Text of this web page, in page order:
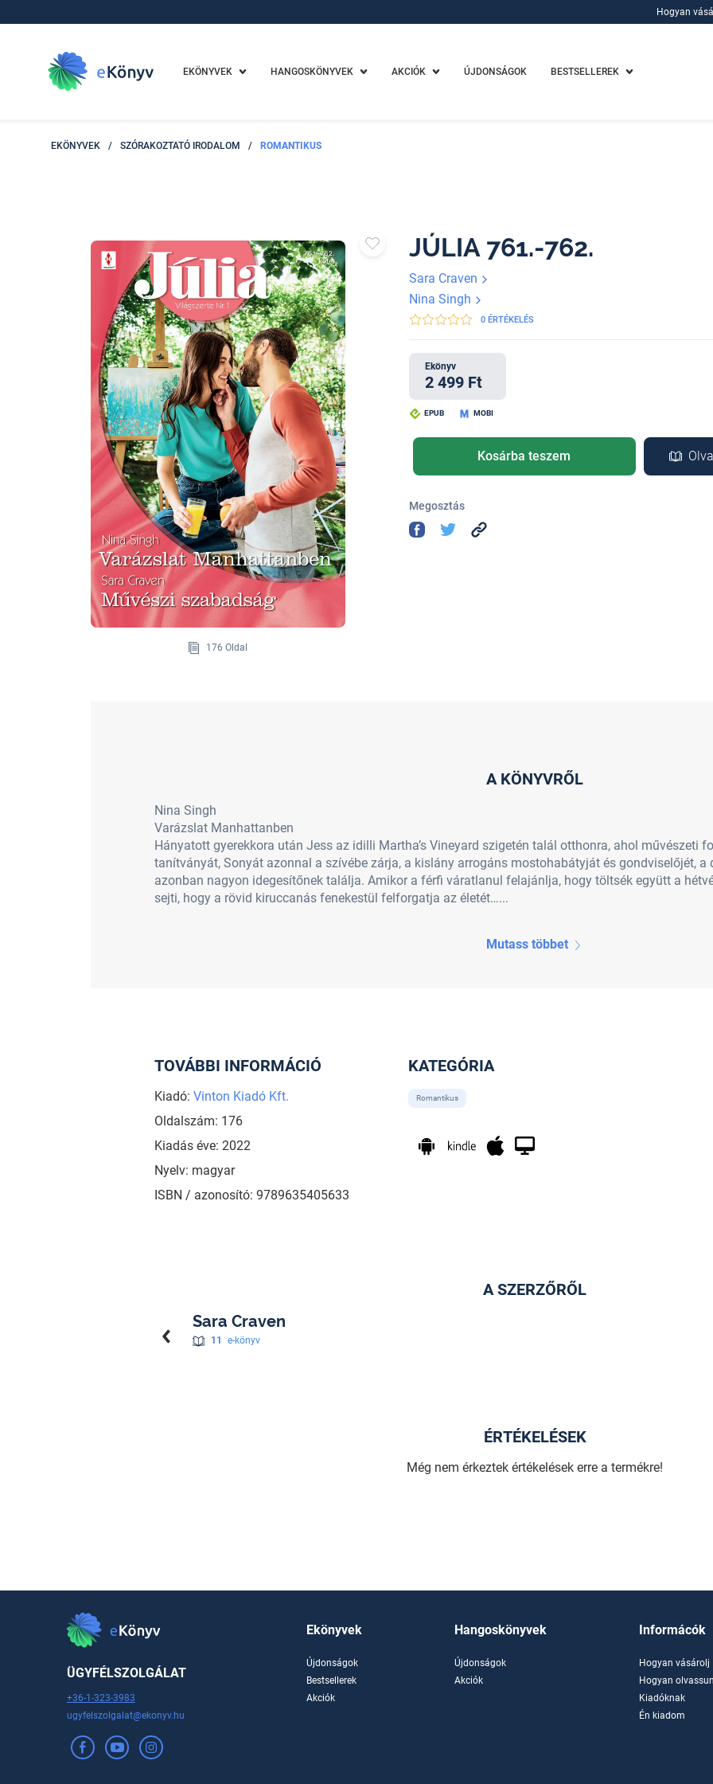
Hogyan
EKÖNYVEK HANGOSKÖNYVEK AKCIÓK ÚJDONSÁGOK BESTSELLEREK
EKÖNYVEK / SZÓRAKOZTATÓ IRODALOM / ROMANTIKUS
176 Oldal
JÚLIA 761.-762.
Sara Craven
Nina Singh
0 ÉRTÉKELÉS
Ekönyv
2 499 Ft
EPUB MOBI
Kosárba teszem
Megosztás
A KÖNYVRŐL
Nina Singh
Varázslat Manhattanben
Hányatott gyerekkora után Jess az idilli Martha’s Vineyard szigetén talál otthonra, ahol művészeti
tanítványát, Sonyát azonnal a szívébe zárja, a kislány arrogáns mostohabátyját és gondviselőjét,
azonban nagyon idegesítőnek találja. Amikor a férfi váratlanul felajánlja, hogy töltsék együtt a
sejti, hogy a rövid kiruccanás fenekestül felforgatja az életét…...
Mutass többet
TOVÁBBI INFORMÁCIÓ
Kiadó: Vinton Kiadó Kft.
Oldalszám: 176
Kiadás éve: 2022
Nyelv: magyar
ISBN / azonosító: 9789635405633
KATEGÓRIA
Romantikus
A SZERZŐRŐL
Sara Craven
11 e-könyv
ÉRTÉKELÉSEK
Még nem érkeztek értékelések erre a termékre!
ÜGYFÉLSZOLGÁLAT
+36-1-323-3983
ugyfelszolgalat@ekonyv.hu
Ekönyvek
Újdonságok
Bestsellerek
Akciók
Hangoskönyvek
Újdonságok
Akciók
Informácók
Hogyan vásárolj
Hogyan
Kiadóknak
Én kiadom